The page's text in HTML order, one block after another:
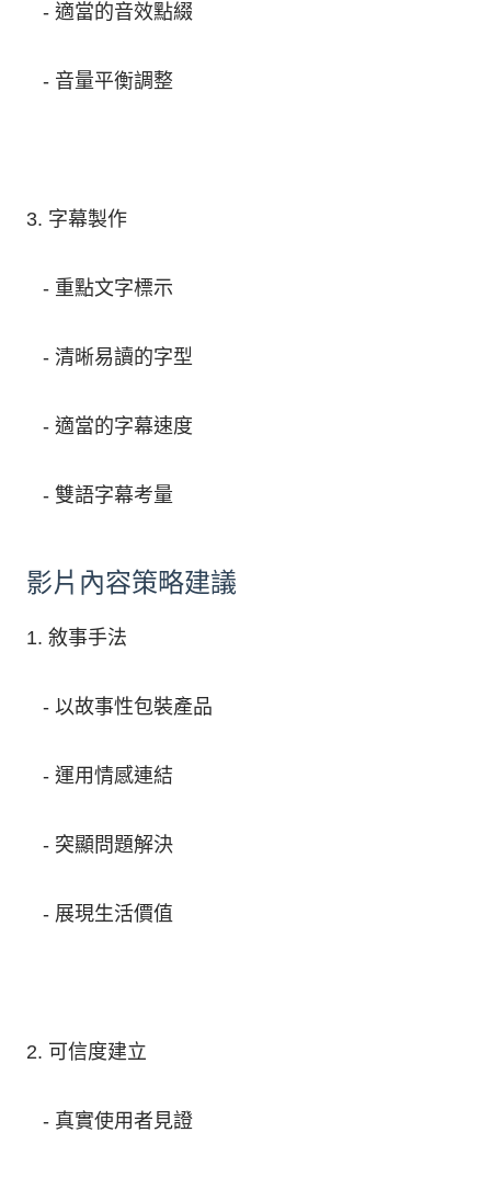
- 適當的音效點綴
- 音量平衡調整
3. 字幕製作
- 重點文字標示
- 清晰易讀的字型
- 適當的字幕速度
- 雙語字幕考量
影片內容策略建議
1. 敘事手法
- 以故事性包裝產品
- 運用情感連結
- 突顯問題解決
- 展現生活價值
2. 可信度建立
- 真實使用者見證